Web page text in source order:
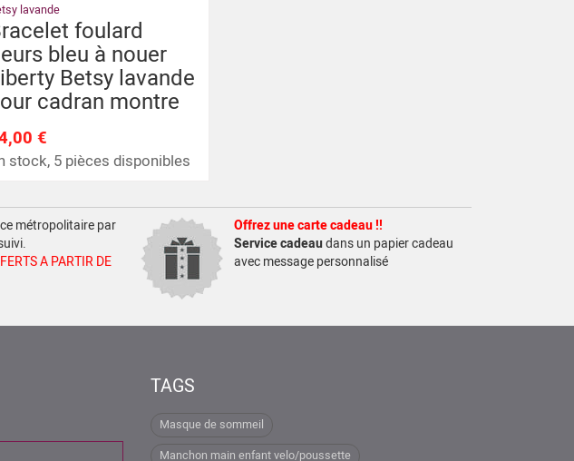
lavande
foulard
bleu à nouer
Betsy lavande
cadran montre
€
stock, 5 pièces disponibles
métropolitaire par
A PARTIR DE
Offrez une carte cadeau !!
Service cadeaudans un papier cadeau
avec message personnalisé
TAGS
Masque de sommeil
Manchon main enfant velo/poussette